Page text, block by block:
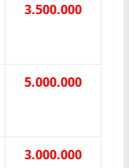
3.500.000
5.000.000
3.000.000